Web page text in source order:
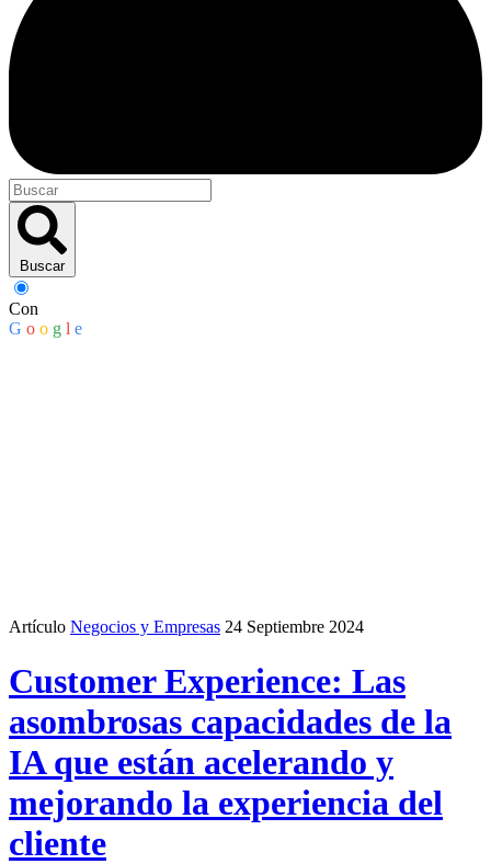
Buscar
Con
G o o g l e
Artículo Negocios y Empresas 24 Septiembre 2024
Customer Experience: Las
asombrosas capacidades de la
IA que están acelerando y
mejorando la experiencia del
cliente